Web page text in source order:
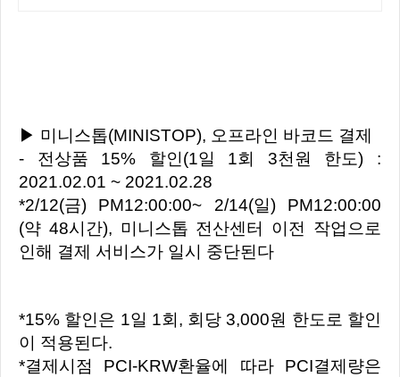
▶ 미니스톱(MINISTOP), 오프라인 바코드 결제
- 전상품 15% 할인(1일 1회 3천원 한도) :
2021.02.01 ~ 2021.02.28
*2/12(금) PM12:00:00~ 2/14(일) PM12:00:00
(약 48시간), 미니스톱 전산센터 이전 작업으로
인해 결제 서비스가 일시 중단된다
*15% 할인은 1일 1회, 회당 3,000원 한도로 할인
이 적용된다.
*결제시점 PCI-KRW환율에 따라 PCI결제량은